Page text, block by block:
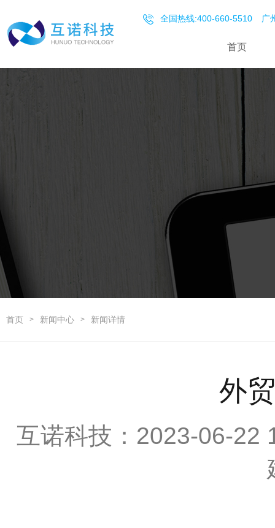
全国热线:400-660-5510 广
首页
首页 > 新闻中心 > 新闻详情
外
互诺科技：2023-06-